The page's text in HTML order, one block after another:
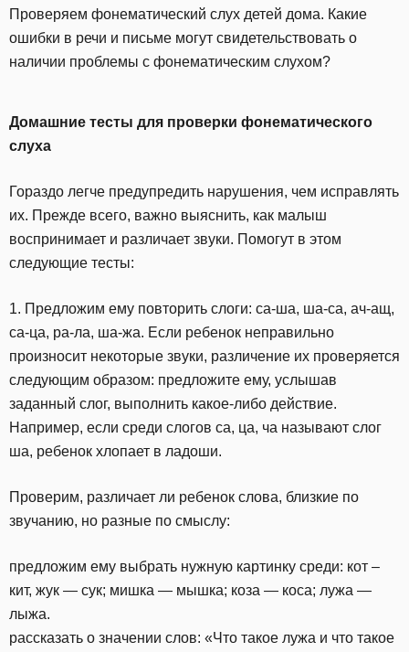
Проверяем фонематический слух детей дома. Какие
ошибки в речи и письме могут свидетельствовать о
наличии проблемы с фонематическим слухом?
Домашние тесты для проверки фонематического
слуха
Гораздо легче предупредить нарушения, чем исправлять
их. Прежде всего, важно выяснить, как малыш
воспринимает и различает звуки. Помогут в этом
следующие тесты:
1. Предложим ему повторить слоги: са-ша, ша-са, ач-ащ,
са-ца, ра-ла, ша-жа. Если ребенок неправильно
произносит некоторые звуки, различение их проверяется
следующим образом: предложите ему, услышав
заданный слог, выполнить какое-либо действие.
Например, если среди слогов са, ца, ча называют слог
ша, ребенок хлопает в ладоши.
Проверим, различает ли ребенок слова, близкие по
звучанию, но разные по смыслу:
предложим ему выбрать нужную картинку среди: кот –
кит, жук — сук; мишка — мышка; коза — коса; лужа —
лыжа.
рассказать о значении слов: «Что такое лужа и что такое